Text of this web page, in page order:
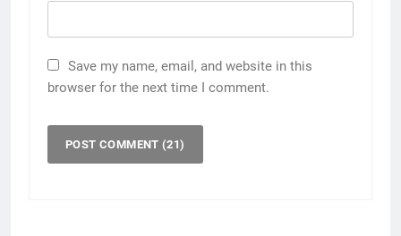
Save my name, email, and website in this
browser for the next time I comment.